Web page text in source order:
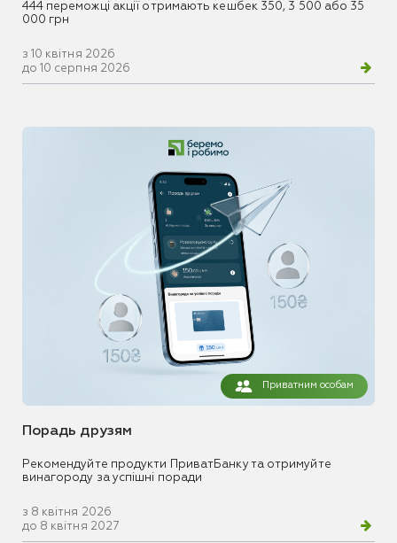
444 переможці акції отримають кешбек 350, 3 500 або 35
000 грн
з 10 квітня 2026
до 10 серпня 2026
Приватним особам
Порадь друзям
Рекомендуйте продукти ПриватБанку та отримуйте
винагороду за успішні поради
з 8 квітня 2026
до 8 квітня 2027